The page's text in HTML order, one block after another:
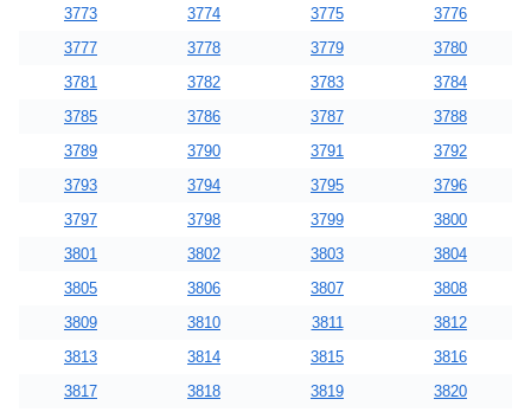
3773
3774 3775
3776
3777
3778 3779
3780
3781
3782 3783
3784
3785
3786 3787
3788
3789
3790 3791
3792
3793
3794 3795
3796
3797
3798 3799
3800
3801
3802 3803
3804
3805
3806 3807
3808
3809
3810 3811
3812
3813
3814 3815
3816
3817
3818 3819
3820